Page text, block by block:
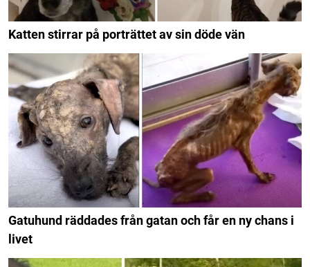
Katten stirrar på porträttet av sin döde vän
Gatuhund räddades från gatan och får en ny chans i
livet